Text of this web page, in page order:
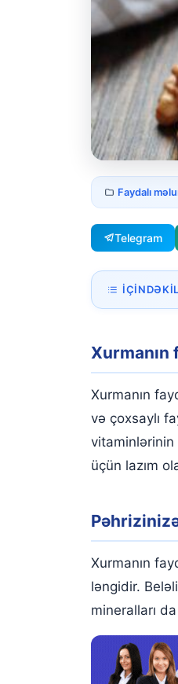
Faydalı
Telegram
Pəhrizinizə
Xurma
Xurma Ürək
Xurma
Xurma
Xurma
Stressə
Xurma
Xurmanın
Xurmanın
və çoxsaylı
vitaminlərinin
üçün lazım
Xurmanın
ləngidir.
mineralları